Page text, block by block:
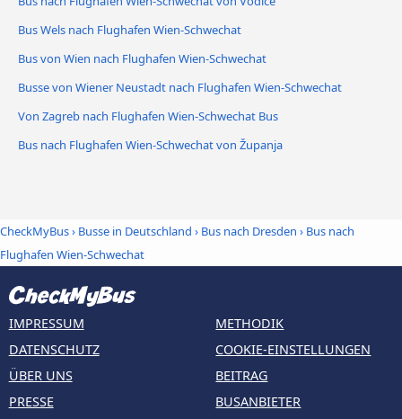
Bus Wels nach Flughafen Wien-Schwechat
Bus von Wien nach Flughafen Wien-Schwechat
Busse von Wiener Neustadt nach Flughafen Wien-Schwechat
Von Zagreb nach Flughafen Wien-Schwechat Bus
Bus nach Flughafen Wien-Schwechat von Županja
CheckMyBus› Busse in Deutschland › Bus nach Dresden › Bus nach
Flughafen Wien-Schwechat
IMPRESSUM
DATENSCHUTZ
ÜBER UNS
PRESSE
METHODIK
COOKIE-EINSTELLUNGEN
BEITRAG
BUSANBIETER